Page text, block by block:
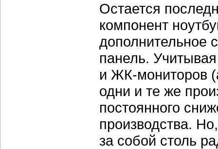
Остается
компонент
дополнительное
панель.
и ЖК-мониторов
одни и те же
постоянного
производства.
за собой столь